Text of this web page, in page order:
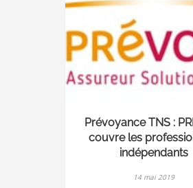
Prévoyance TNS :
couvre les
indépendants
14 mai 2019